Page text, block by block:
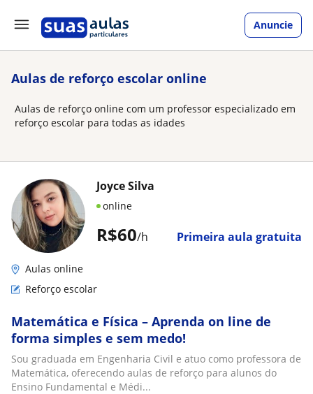
Anuncie
Aulas de reforço escolar online
Aulas de reforço online com um professor especializado em
reforço escolar para todas as idades
R$60/h Primeira aula gratuita
Joyce Silva
online
Aulas online
Reforço escolar
Matemática e Física – Aprenda on line de
forma simples e sem medo!
Sou graduada em Engenharia Civil e atuo como professora de
Matemática, oferecendo aulas de reforço para alunos do
Ensino Fundamental e Médi...